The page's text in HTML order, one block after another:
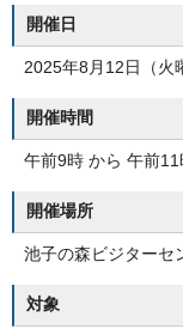
開催日
2025年8月12日（火
開催時間
午前9時 から 午前
開催場所
池子の森ビジターセ
対象